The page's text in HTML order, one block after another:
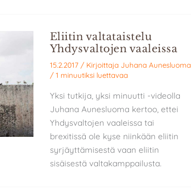
Eliitin valtataistelu
Yhdysvaltojen vaaleissa
15.2.2017 / Kirjoittaja Juhana Aunesluoma
/ 1 minuutiksi luettavaa
Yksi tutkija, yksi minuutti -videolla
Juhana Aunesluoma kertoo, ettei
Yhdysvaltojen vaaleissa tai
brexitissä ole kyse niinkään eliitin
syrjäyttämisestä vaan eliitin
sisäisestä valtakamppailusta.